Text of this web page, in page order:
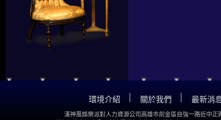
環境介紹 關於我們 最新消
漢神風娛樂派對人力資源公司高雄市前金區自強一路近中正